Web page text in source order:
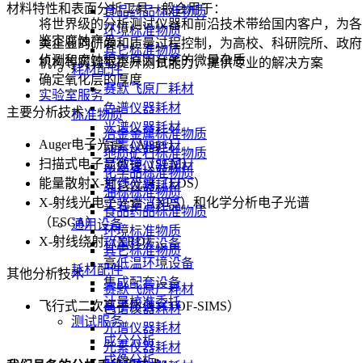
食品药品标准物质
环境标准物质
其它标准物质
耗材配件
赛默飞原厂耗材
色谱仪器耗材
光谱仪器耗材
元素仪器耗材
前处理仪器耗材
其它仪器耗材
实验室消耗品
通用设备
称量移液设备
高低温环境设备
集成配套设备
计量校准委托
测试服务
成分分析
成像分析
将世界级的分析测试仪器和前沿技术带给国内客户，为各
类企业的研发和质量过程控制，为高校、科研院所、政府
机构等实验室提升测试能力，提供专业的解决方案
实验室服务
标准物质
冶金金属标准物质
地质矿石标准物质
化学品标准物质
油标标准物质
食品药品标准物质
环境标准物质
其它标准物质
耗材配件
赛默飞原厂耗材
色谱仪器耗材
光谱仪器耗材
元素仪器耗材
材料特性和表面分析工具一般会用于：
鉴定腐蚀产品
侦测和腐蚀根本原因有关的微量杂质
确定氧化层的厚度
主要分析技术
Auger电子光谱（Auger）
扫描式电子显微镜（SEM）
能量散射X-射线光谱（EDS）
X-射线光电子光谱（XPS）和化学分析电子光谱
（ESCA）
X-射线绕射（XRD）
其他分析技术
飞行式二次离子质谱（TOF-SIMS）